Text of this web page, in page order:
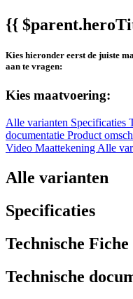
{{
Kies hieronder eerst de juiste
aan te vragen:
Kies maatvoering:
Alle varianten Specificaties
documentatie Product
Video Maattekening Alle
Alle varianten
Specificaties
Technische Fiche
Technische